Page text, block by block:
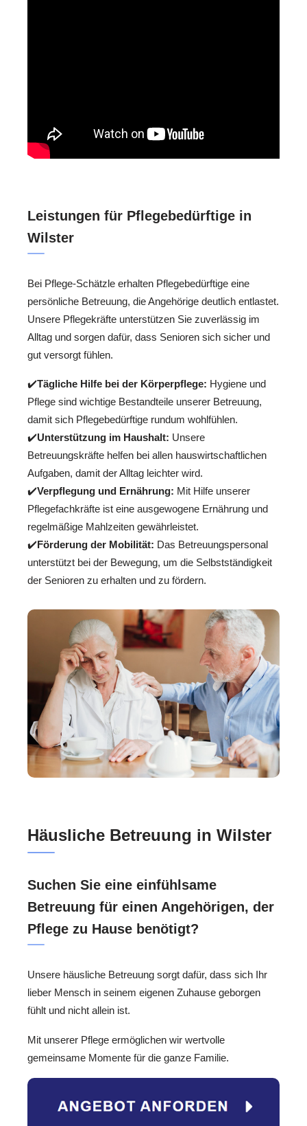
Leistungen für Pflegebedürftige in
Wilster
Bei Pflege-Schätzle erhalten Pflegebedürftige eine
persönliche Betreuung, die Angehörige deutlich entlastet.
Unsere Pflegekräfte unterstützen Sie zuverlässig im
Alltag und sorgen dafür, dass Senioren sich sicher und
gut versorgt fühlen.
✔️Tägliche Hilfe bei der Körperpflege: Hygiene und
Pflege sind wichtige Bestandteile unserer Betreuung,
damit sich Pflegebedürftige rundum wohlfühlen.
✔️Unterstützung im Haushalt: Unsere
Betreuungskräfte helfen bei allen hauswirtschaftlichen
Aufgaben, damit der Alltag leichter wird.
✔️Verpflegung und Ernährung: Mit Hilfe unserer
Pflegefachkräfte ist eine ausgewogene Ernährung und
regelmäßige Mahlzeiten gewährleistet.
✔️Förderung der Mobilität: Das Betreuungspersonal
unterstützt bei der Bewegung, um die Selbstständigkeit
der Senioren zu erhalten und zu fördern.
Häusliche Betreuung in Wilster
Suchen Sie eine einfühlsame
Betreuung für einen Angehörigen, der
Pflege zu Hause benötigt?
Unsere häusliche Betreuung sorgt dafür, dass sich Ihr
lieber Mensch in seinem eigenen Zuhause geborgen
fühlt und nicht allein ist.
Mit unserer Pflege ermöglichen wir wertvolle
gemeinsame Momente für die ganze Familie.